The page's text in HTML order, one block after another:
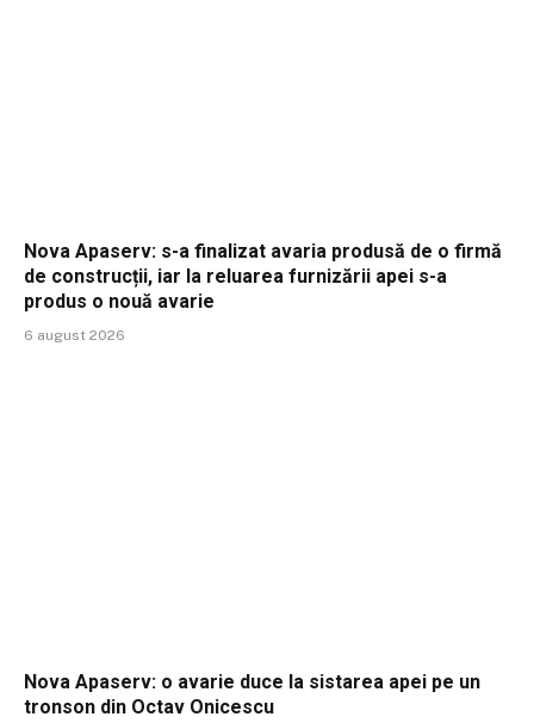
Nova Apaserv: s-a finalizat avaria produsă de o firmă
de construcții, iar la reluarea furnizării apei s-a
produs o nouă avarie
6 august 2026
Nova Apaserv: o avarie duce la sistarea apei pe un
tronson din Octav Onicescu